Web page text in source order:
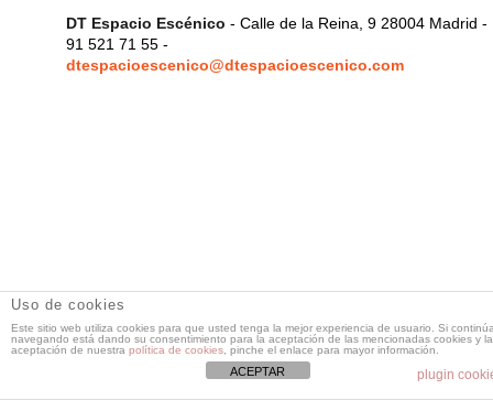
DT Espacio Escénico - Calle de la Reina, 9 28004 Madrid -
91 521 71 55 -
dtespacioescenico@dtespacioescenico.com
Uso de cookies
Este sitio web utiliza cookies para que usted tenga la mejor experiencia de usuario. Si
navegando está dando su consentimiento para la aceptación de las mencionadas cookies y la
aceptación de nuestra política de cookies , pinche el enlace para mayor información.
plugin
ACEPTAR